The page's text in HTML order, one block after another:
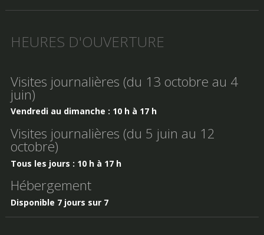
HEURES D'OUVERTURE
Visites journalières (du 13 octobre au 4
juin)
Vendredi au dimanche : 10 h à 17 h
Visites journalières (du 5 juin au 12
octobre)
Tous les jours : 10 h à 17 h
Hébergement
Disponible 7 jours sur 7